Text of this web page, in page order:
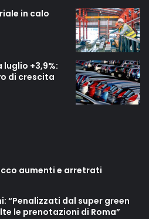
in calo
+3,9%:
di crescita
aumenti e arretrati
“Penalizzati dal super green
le prenotazioni di Roma”